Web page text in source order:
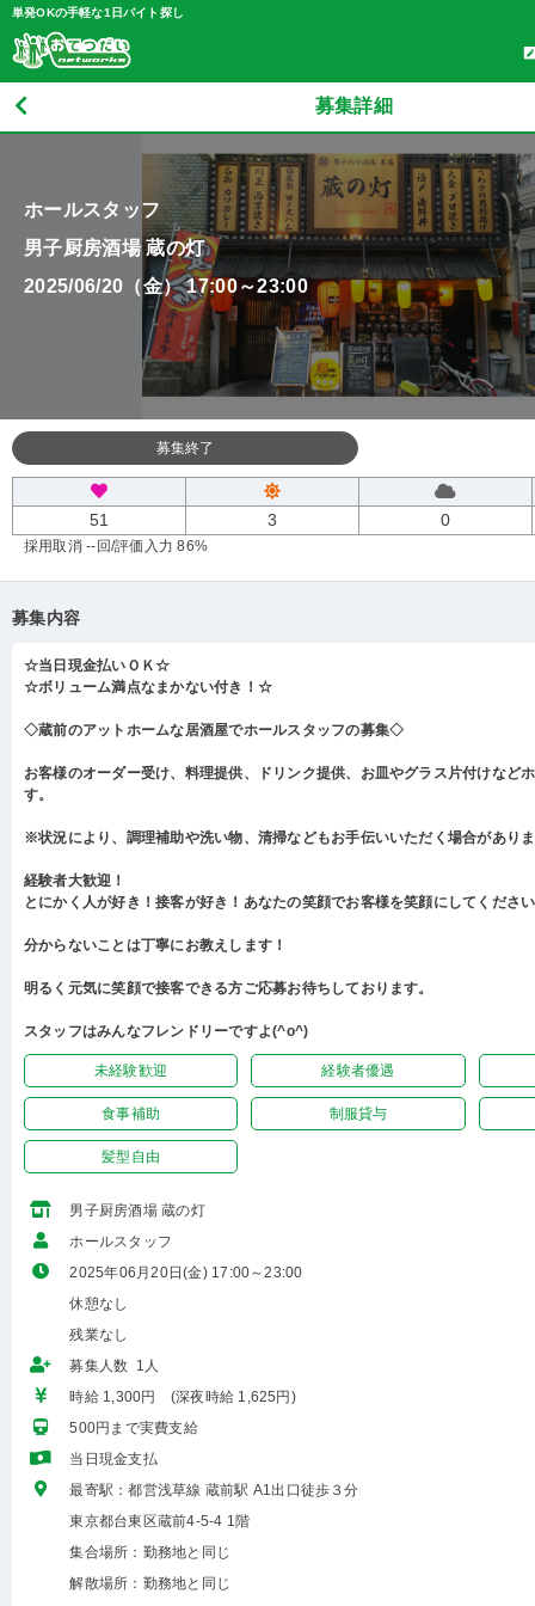
単発OKの手軽な1日バイト探し
募集詳細
ホールスタッフ
男子厨房酒場 蔵の灯
2025/06/20（金） 17:00～23:00
募集終了
51 3 0
採用取消 --回/評価入力 86%
募集内容
☆当日現金払いＯＫ☆
☆ボリューム満点なまかない付き！☆
◇蔵前のアットホームな居酒屋でホールスタッフの募集◇
お客様のオーダー受け、料理提供、ドリンク提供、お皿やグラス片付けなど
す。
※状況により、調理補助や洗い物、清掃などもお手伝いいただく場合があり
経験者大歓迎！
とにかく人が好き！接客が好き！あなたの笑顔でお客様を笑顔にしてくださ
分からないことは丁寧にお教えします！
明るく元気に笑顔で接客できる方ご応募お待ちしております。
スタッフはみんなフレンドリーですよ(^o^)
未経験歓迎 経験者優遇
食事補助 制服貸与
髪型自由
男子厨房酒場 蔵の灯
ホールスタッフ
2025年06月20日(金) 17:00～23:00
休憩なし
残業なし
募集人数 1人
時給 1,300円 (深夜時給 1,625円)
500円まで実費支給
当日現金支払
最寄駅：都営浅草線 蔵前駅 A1出口徒歩３分
東京都台東区蔵前4-5-4 1階
集合場所：勤務地と同じ
解散場所：勤務地と同じ